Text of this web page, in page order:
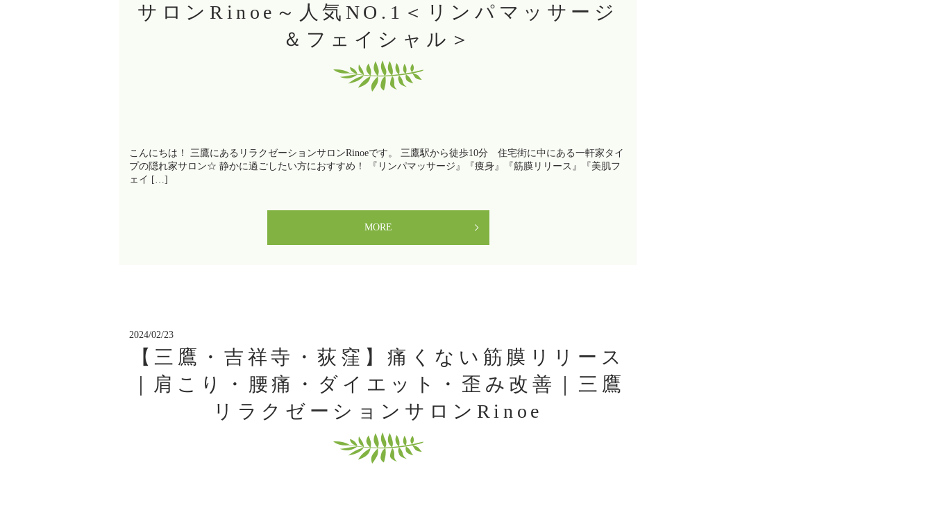
サロンRinoe～人気NO.1＜リンパマッサージ
＆フェイシャル＞
こんにちは！ 三鷹にあるリラクゼーションサロンRinoeです。 三鷹駅から徒歩10分 住宅街に中にある一軒家タイ
プの隠れ家サロン☆ 静かに過ごしたい方におすすめ！ 『リンパマッサージ』『痩身』『筋膜リリース』『美肌フ
ェイ […]
MORE
2024/02/23
【三鷹・吉祥寺・荻窪】痛くない筋膜リリース
｜肩こり・腰痛・ダイエット・歪み改善｜三鷹
リラクゼーションサロンRinoe